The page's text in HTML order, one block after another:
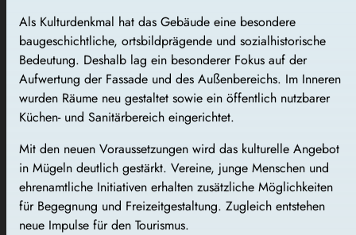
Als Kulturdenkmal hat das Gebäude eine besondere
baugeschichtliche, ortsbildprägende und sozialhistorische
Bedeutung. Deshalb lag ein besonderer Fokus auf der
Aufwertung der Fassade und des Außenbereichs. Im Inneren
wurden Räume neu gestaltet sowie ein öffentlich nutzbarer
Küchen- und Sanitärbereich eingerichtet.
Mit den neuen Voraussetzungen wird das kulturelle Angebot
in Mügeln deutlich gestärkt. Vereine, junge Menschen und
ehrenamtliche Initiativen erhalten zusätzliche Möglichkeiten
für Begegnung und Freizeitgestaltung. Zugleich entstehen
neue Impulse für den Tourismus.